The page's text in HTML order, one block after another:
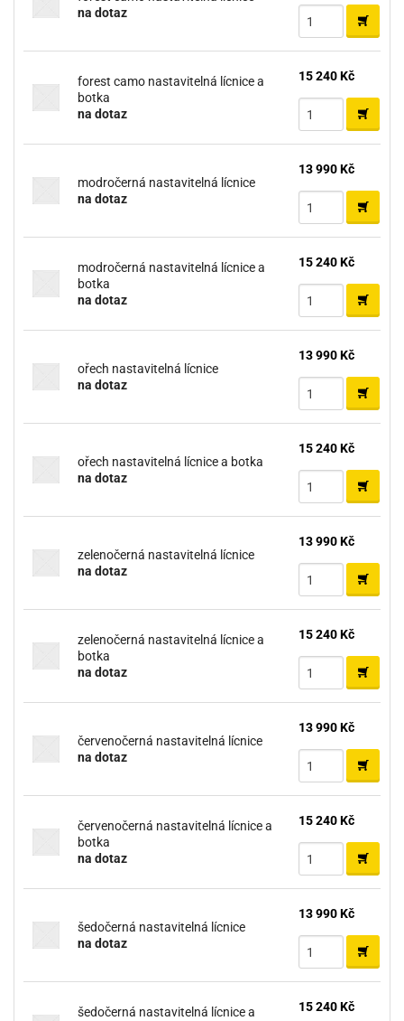
na dotaz
forest camo nastavitelná lícnice a
botka
na dotaz
15 240 Kč
modročerná nastavitelná lícnice
na dotaz
13 990 Kč
modročerná nastavitelná lícnice a
botka
na dotaz
15 240 Kč
ořech nastavitelná lícnice
na dotaz
13 990 Kč
ořech nastavitelná lícnice a botka
na dotaz
15 240 Kč
zelenočerná nastavitelná lícnice
na dotaz
13 990 Kč
zelenočerná nastavitelná lícnice a
botka
na dotaz
15 240 Kč
červenočerná nastavitelná lícnice
na dotaz
13 990 Kč
červenočerná nastavitelná lícnice a
botka
na dotaz
15 240 Kč
šedočerná nastavitelná lícnice
na dotaz
13 990 Kč
šedočerná nastavitelná lícnice a
15 240 Kč